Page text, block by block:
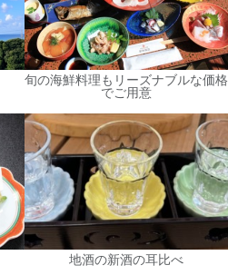
旬の海鮮料理もリーズナブルな価格
でご用意
地酒の新酒の耳比べ